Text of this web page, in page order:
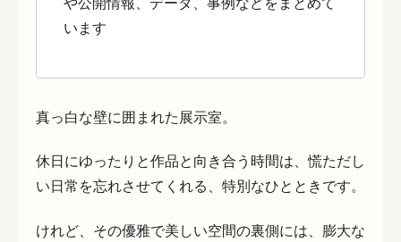
います
真っ白な壁に囲まれた展示室。
休日にゆったりと作品と向き合う時間は、慌ただし
い日常を忘れさせてくれる、特別なひとときです。
けれど、その優雅で美しい空間の裏側には、膨大な